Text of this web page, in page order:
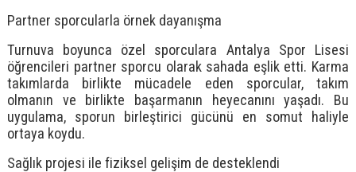
Partner sporcularla örnek dayanışma
Turnuva boyunca özel sporculara Antalya Spor Lisesi
öğrencileri partner sporcu olarak sahada eşlik etti. Karma
takımlarda birlikte mücadele eden sporcular, takım
olmanın ve birlikte başarmanın heyecanını yaşadı. Bu
uygulama, sporun birleştirici gücünü en somut haliyle
ortaya koydu.
Sağlık projesi ile fiziksel gelişim de desteklendi